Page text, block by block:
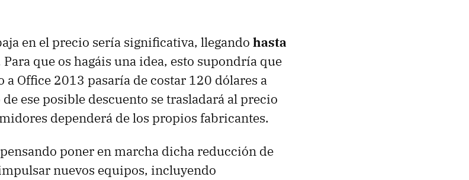
en el precio sería significativa, llegando hasta
Para que os hagáis una idea, esto supondría que
Office 2013 pasaría de costar 120 dólares a
ese posible descuento se trasladará al precio
dependerá de los propios fabricantes.
poner en marcha dicha reducción de
nuevos equipos, incluyendo